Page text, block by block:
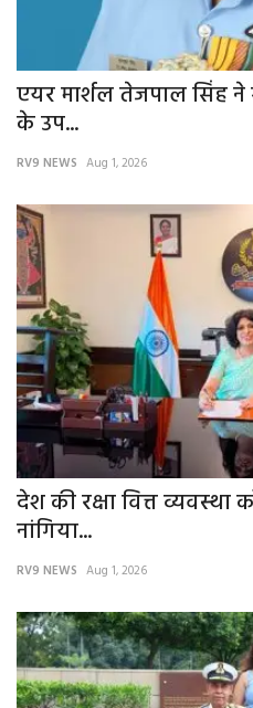
YouTube
राष्‍ट्रीय
गैलरी
अंतरराष्ट्रीय
राजनीति
मौसम समाचार
दिल्ली
उत्तर प्रदेश
व्यापार/रोजगार
महाराष्ट्र
More
एयर मार्शल तेजपाल सिंह ने
के उप...
RV9 NEWS Aug 1, 2026
देश की रक्षा वित्त
नांगिया...
RV9 NEWS Aug 1, 2026